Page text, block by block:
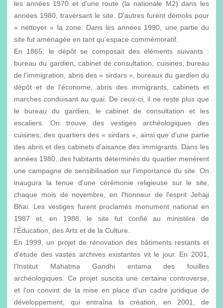
les années 1970 et d'une route (la nationale M2) dans les
années 1980, traversant le site. D'autres furent démolis pour
« nettoyer » la zone. Dans les années 1990, une partie du
site fut aménagée en tant qu'espace commémoratif.
En 1865, le dépôt se composait des éléments suivants :
bureau du gardien, cabinet de consultation, cuisines, bureau
de l'immigration, abris des « sirdars », bureaux du gardien du
dépôt et de l'économe, abris des immigrants, cabinets et
marches conduisant au quai. De ceux-ci, il ne reste plus que
le bureau du gardien, le cabinet de consultation et les
escaliers. On trouve des vestiges archéologiques des
cuisines, des quartiers des « sirdars », ainsi que d'une partie
des abris et des cabinets d'aisance des immigrants. Dans les
années 1980, des habitants déterminés du quartier menèrent
une campagne de sensibilisation sur l'importance du site. On
inaugura la tenue d'une cérémonie religieuse sur le site,
chaque mois de novembre, en l'honneur de l'esprit Jehaji
Bhai. Les vestiges furent proclamés monument national en
1987 et, en 1988, le site fut confié au ministère de
l'Éducation, des Arts et de la Culture.
En 1999, un projet de rénovation des bâtiments restants et
d'étude des vastes archives existantes vit le jour. En 2001,
l'Institut Mahatma Gandhi entama des fouilles
archéologiques. Ce projet suscita une certaine controverse,
et l'on convint de la mise en place d'un cadre juridique de
développement, qui entraîna la création, en 2001, de